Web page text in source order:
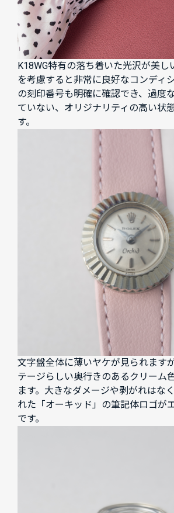
K18WG特有の落ち着いた光沢が美し
を考慮すると非常に良好なコンディ
の刻印番号も明確に確認でき、過度
ていない、オリジナリティの高い状
す。
文字盤全体に薄いヤケが見られます
テージらしい奥行きのあるクリーム
ます。大きなダメージや剥がれはな
れた「オーキッド」の筆記体ロゴが
です。